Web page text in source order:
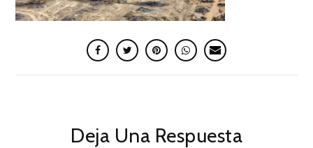
Deja Una Respuesta